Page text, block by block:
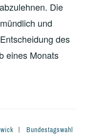
Die
und
des
eines Monats
Bundestagswahl